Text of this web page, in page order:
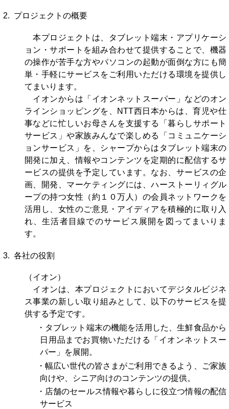
2. プロジェクトの概要
本プロジェクトは、タブレット端末・アプリケーシ
ョン・サポートを組み合わせて提供することで、機器
の操作が苦手な方やパソコンの起動が面倒な方にも簡
単・手軽にサービスをご利用いただける環境を提供し
てまいります。
イオンからは「イオンネットスーパー」などのオン
ラインショッピングを、NTT西日本からは、育児や仕
事などに忙しいお母さんを支援する「暮らしサポート
サービス」や家族みんなで楽しめる「コミュニケーシ
ョンサービス」を、シャープからはタブレット端末の
開発に加え、情報やコンテンツを定期的に配信するサ
ービスの提供を予定しています。なお、サービスの企
画、開発、マーケティングには、ハーストーリィグル
ープの持つ女性（約１０万人）の会員ネットワークを
活用し、女性のご意見・アイディアを積極的に取り入
れ、生活者目線でのサービス展開を図ってまいりま
す。
3. 各社の役割
（イオン）
イオンは、本プロジェクトにおいてデジタルビジネ
ス事業の新しい取り組みとして、以下のサービスを提
供する予定です。
・タブレット端末の機能を活用した、生鮮食品から
日用品までお買物いただける「イオンネットスー
パー」を展開。
・幅広い世代の皆さまがご利用できるよう、ご家族
向けや、シニア向けのコンテンツの提供。
・店舗のセールス情報や暮らしに役立つ情報の配信
サービス